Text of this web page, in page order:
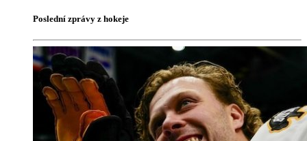
Poslední zprávy z hokeje